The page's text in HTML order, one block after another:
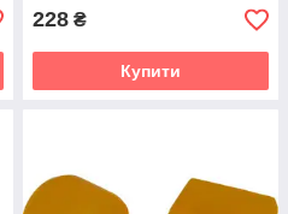
228 ₴
Купити